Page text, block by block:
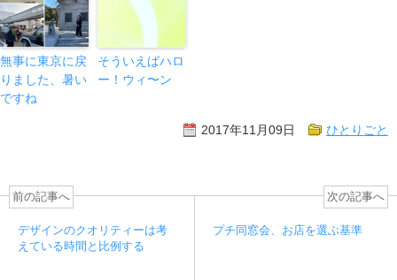
無事に東京に戻
りました、暑い
ですね
そういえばハロ
ー！ウィ〜ン
2017年11月09日 ひとりごと
前の記事へ
デザインのクオリティーは考
えている時間と比例する
次の記事へ
プチ同窓会、お店を選ぶ基準